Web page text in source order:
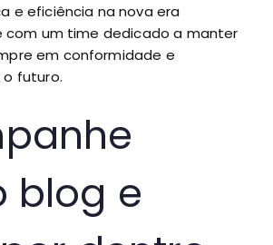
e eficiência na nova era
com um time dedicado a manter
em conformidade e
futuro.
blog e